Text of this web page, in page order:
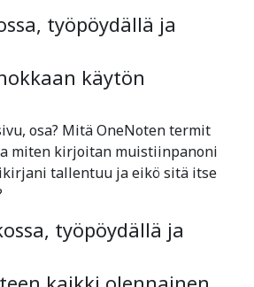
työpöydällä ja
käytön
osa? Mitä OneNoten termit
miten kirjoitan muistiinpanoni
tallentuu ja eikö sitä itse
työpöydällä ja